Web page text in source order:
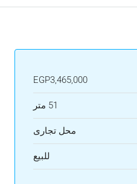
EGP3,465,000
51 متر
محل تجارى
للبيع